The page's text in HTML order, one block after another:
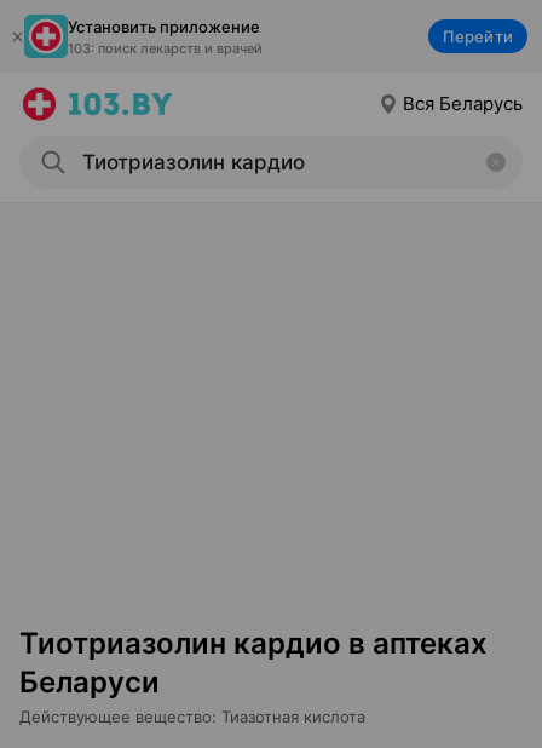
Установить приложение
103: поиск лекарств и врачей
Перейти
Вся Беларусь
Тиотриазолин кардио в аптеках
Беларуси
Действующее вещество: Тиазотная кислота